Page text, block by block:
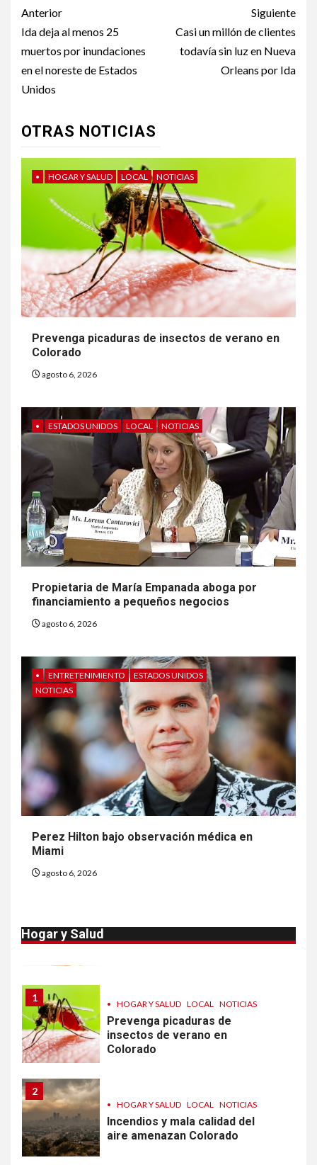
Post
navigation
Anterior
Ida deja al menos 25
muertos por inundaciones
en el noreste de Estados
Unidos
Siguiente
Casi un millón de clientes
todavía sin luz en Nueva
Orleans por Ida
OTRAS NOTICIAS
• HOGAR Y SALUD LOCAL NOTICIAS
Prevenga picaduras de insectos de verano en
Colorado
agosto 6, 2026
• ESTADOS UNIDOS LOCAL NOTICIAS
Propietaria de María Empanada aboga por
financiamiento a pequeños negocios
agosto 6, 2026
• ENTRETENIMIENTO
ESTADOS UNIDOS
NOTICIAS
Perez Hilton bajo observación médica en
Miami
agosto 6, 2026
Hogar y Salud
6
HOGAR Y SALUD
Insistir también tiene su
precio
7 • ESTADOS UNIDOS
HOGAR Y SALUD
en Michigan
ESTADOS UNIDOS HOGAR Y SALUD
NOTICIAS
Más casos de sarampión en
EEUU este año que en 2025
9 • ESTADOS UNIDOS
HOGAR Y SALUD
NOTICIAS
Van 4,100 casos confirmados
por parásito que causa
Sigue investigación sobre
Taylor Farms por lechuga
1
• HOGAR Y SALUD LOCAL NOTICIAS
Prevenga picaduras de
insectos de verano en
Colorado
2
• HOGAR Y SALUD LOCAL NOTICIAS
Incendios y mala calidad del
aire amenazan Colorado